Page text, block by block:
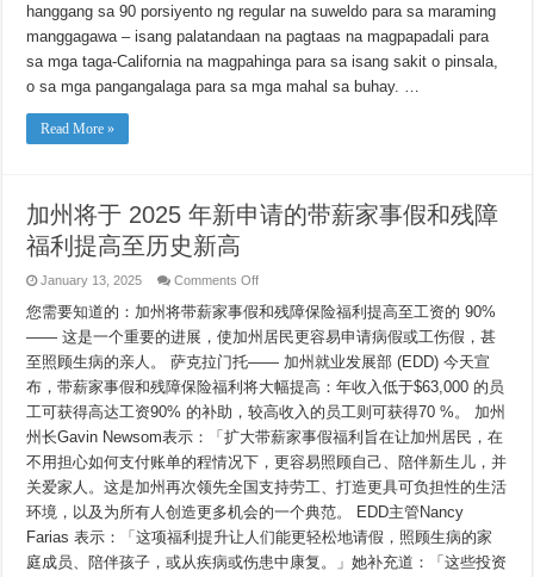
대
준
으
확
na
Benepisyo
sa
Pag-
iwan
ng
Mga
Antas
para
Naihain
noong
2025
hanggang sa 90 porsiyento ng regular na suweldo para sa maraming
manggagawa – isang palatandaan na pagtaas na magpapadali para
sa mga taga-California na magpahinga para sa isang sakit o pinsala,
o sa mga pangangalaga para sa mga mahal sa buhay. …
Read More »
加州将于 2025 年新申请的带薪家事假和残障
福利提高至历史新高
January 13, 2025 Comments Offon
州
将
于
2025
年
新
申
请
带
薪
家
事
假
和
您需要知道的：加州将带薪家事假和残障保险福利提高至工资的 90%
—— 这是一个重要的进展，使加州居民更容易申请病假或工伤假，甚
至照顾生病的亲人。 萨克拉门托—— 加州就业发展部 (EDD) 今天宣
布，带薪家事假和残障保险福利将大幅提高：年收入低于$63,000 的员
工可获得高达工资90% 的补助，较高收入的员工则可获得70 %。 加州
州长Gavin Newsom表示：「扩大带薪家事假福利旨在让加州居民，在
不用担心如何支付账单的程情况下，更容易照顾自己、陪伴新生儿，并
关爱家人。这是加州再次领先全国支持劳工、打造更具可负担性的生活
环境，以及为所有人创造更多机会的一个典范。 EDD主管Nancy
Farias 表示：「这项福利提升让人们能更轻松地请假，照顾生病的家
庭成员、陪伴孩子，或从疾病或伤患中康复。」她补充道：「这些投资